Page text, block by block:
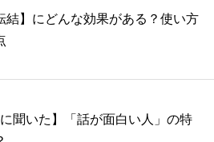
結】にどんな効果がある？使い方
に聞いた】「話が面白い人」の特